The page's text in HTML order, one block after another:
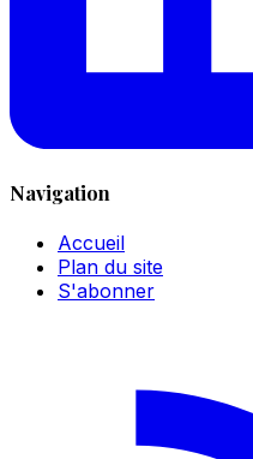
Navigation
Accueil
Plan du site
S'abonner